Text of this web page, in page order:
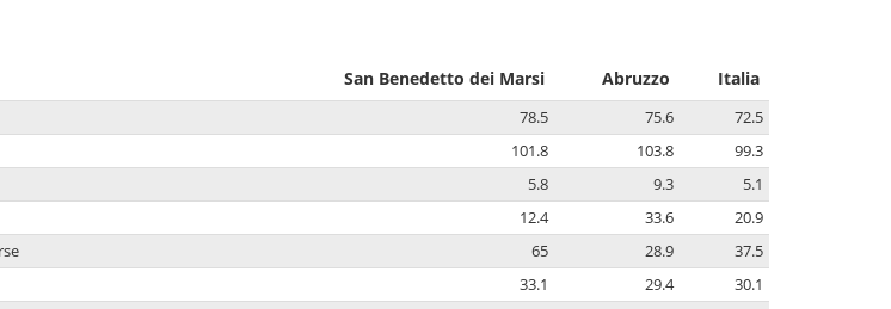
San Benedetto dei Marsi Abruzzo Italia
78.5 75.6
72.5
101.8 103.8
99.3
5.8 9.3
5.1
12.4 33.6
20.9
65 28.9
37.5
33.1 29.4
30.1